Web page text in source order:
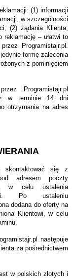
(1) informacji
w szczególności
(2) żądania Klienta;
reklamację – ułatwi to
Programistajr.pl.
formę zalecenia
z pominięciem
Programistajr.pl
w terminie 14 dni
otrzymania na adres
skontaktować się z
adresem poczty
w celu ustalenia
Po ustaleniu
dodana do oferty na
Klientowi, w celu
następuje
za pośrednictwem
w polskich złotych i